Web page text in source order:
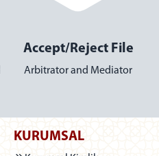
Lawyer, Citizen Portal
KURUMSAL